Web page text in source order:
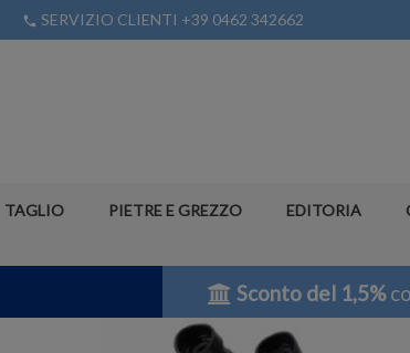
phone SERVIZIO CLIENTI +39 0462 342662
TAGLIO PIETRE E GREZZO EDITORIA
Sconto del 1,5%